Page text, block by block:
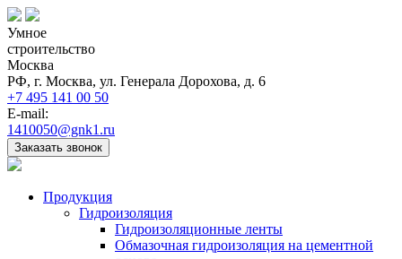
Умное
строительство
Москва
РФ, г. Москва, ул. Генерала Дорохова, д. 6
+7 495 141 00 50
E-mail:
1410050@gnk1.ru
Заказать звонок
Продукция
Гидроизоляция
Гидроизоляционные ленты
Обмазочная гидроизоляция на цементной